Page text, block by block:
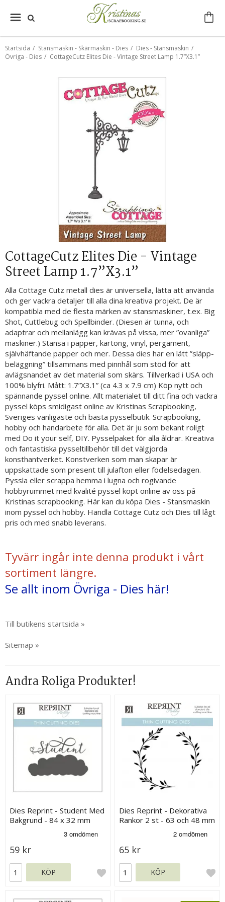
Startsida / Stansmaskin - Skärmaskin - Dies / Dies - Stansmaskin /
Övriga - Dies / CottageCutz Elites Die - Vintage Street Lamp 1.7”X3.1”
CottageCutz Elites Die - Vintage
Street Lamp 1.7”X3.1”
Alla Cottage Cutz metall dies är universella, lätta att använda
och ger vackra detaljer till alla dina kreativa projekt. De är
kompatibla med de flesta märken av stansmaskiner, t.ex. Big
Shot, Cuttlebug och Spellbinder. (Diesen är tunna, och
adaptrar och mellanlägg kan krävas på vissa, mer ”ovanliga”
maskiner.) Stansa i papper, kartong, vinyl, pergament,
självhäftande papper och mer. Dessa dies har en lätt ”släpp-
beläggning” tillsammans med pinnhål som stöd för att
avlägsnandet av det material som skärs. Tillverkad i USA och
100% blyfri. Mått: 1.7”X3.1” (ca 4.3 x 7.9 cm) Köp nytt och
spännande pyssel online. Allt materialet till ditt fina och vackra
pyssel köps smidigast online av Kristinas Scrapbooking,
Sveriges vänligaste och bästa pysselbutik. Scrapbooking,
hobby och handarbete för alla. Det är ju som bekant roligt
med Do it your self, DIY. Pysselpaket för alla åldrar. Kreativa
och fantastiska pysseltillbehör till det välgjorda
konsthantverket. Konstverken som man skapar är
uppskattade som present till julafton eller födelsedagen.
Pyssla eller scrappa hemma i lugna och rogivande
hobbyrummet med kvalité pyssel köpt online av oss på
Kristinas scrapbooking. Här kan du köpa Dies - Stansmaskin
inom pyssel och hobby. Handla Cottage Cutz och Dies till lågt
pris och med snabb leverans.
Tyvärr ingår inte denna produkt i vårt
sortiment längre.
Se allt inom Övriga - Dies här!
Till butikens startsida »
Sitemap »
Andra Roliga Produkter!
Dies Reprint - Student Med
Bakgrund - 84 x 32 mm
59 kr
KÖP
Dies Reprint - Dekorativa
Rankor 2 st - 63 och 48 mm
65 kr
KÖP